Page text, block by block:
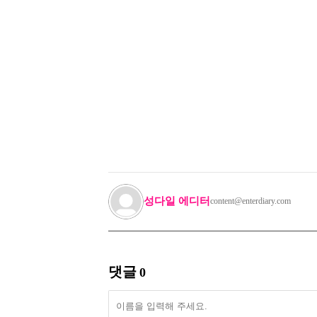
성다일 에디터 content@enterdiary.com
댓글 0